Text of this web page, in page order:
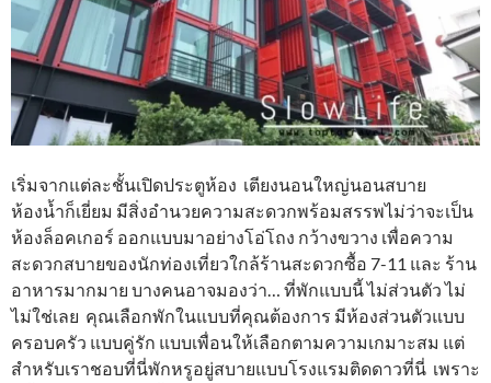
เริ่มจากแต่ละชั้นเปิดประตูห้อง เตียงนอนใหญ่นอนสบาย
ห้องน้ำก็เยี่ยม มีสิ่งอำนวยความสะดวกพร้อมสรรพไม่ว่าจะเป็น
ห้องล็อคเกอร์ ออกแบบมาอย่างโอ่โถง กว้างขวาง เพื่อความ
สะดวกสบายของนักท่องเที่ยวใกล้ร้านสะดวกซื้อ 7-11 และ ร้าน
อาหารมากมาย บางคนอาจมองว่า… ที่พักแบบนี้ ไม่ส่วนตัว ไม่
ไม่ใช่เลย คุณเลือกพักในแบบที่คุณต้องการ มีห้องส่วนตัวแบบ
ครอบครัว แบบคู่รัก แบบเพื่อนให้เลือกตามความเกมาะสม แต่
สำหรับเราชอบที่นี่พักหรูอยู่สบายแบบโรงแรมติดดาวที่นี่ เพราะ